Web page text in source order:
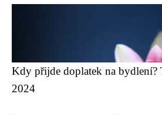
Kdy přijde doplatek na bydlení?
2024